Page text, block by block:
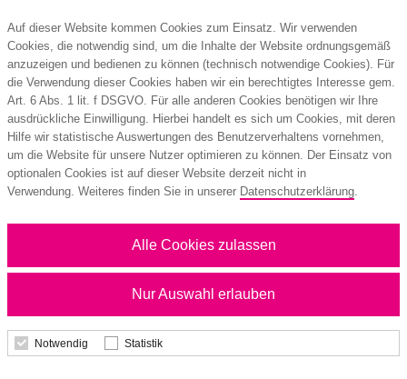
Details
Auf dieser Website kommen Cookies zum Einsatz. Wir verwenden
Cookies, die notwendig sind, um die Inhalte der Website ordnungsgemäß
anzuzeigen und bedienen zu können (technisch notwendige Cookies). Für
die Verwendung dieser Cookies haben wir ein berechtigtes Interesse gem.
Art. 6 Abs. 1 lit. f DSGVO. Für alle anderen Cookies benötigen wir Ihre
ausdrückliche Einwilligung. Hierbei handelt es sich um Cookies, mit deren
Hilfe wir statistische Auswertungen des Benutzerverhaltens vornehmen,
um die Website für unsere Nutzer optimieren zu können. Der Einsatz von
optionalen Cookies ist auf dieser Website derzeit nicht in
Verwendung. Weiteres finden Sie in unserer Datenschutzerklärung.
Nur Auswahl erlauben
Alle Cookies zulassen
Notwendig Statistik